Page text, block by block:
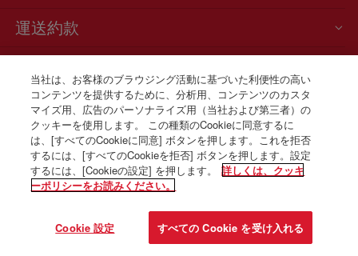
運送約款
お電話での航空券販売
+81 0 3 3298 5238
Tokio
月曜日～金曜日、午前9時～午後5時（スペイン語、英語、日本語）。
当社は、お客様のブラウジング活動に基づいた利便性の高い
コンテンツを提供するために、分析用、コンテンツのカスタ
マイズ用、広告のパーソナライズ用（当社および第三者）の
クッキーを使用します。 この種類のCookieに同意するに
は、[すべてのCookieに同意] ボタンを押します。これを拒否
するには、[すべてのCookieを拒否] ボタンを押します。設定
するには、[Cookieの設定] を押します。
詳しくは、クッキ
ーポリシーをお読みください。
Cookie 設定 すべての Cookie を受け入れる